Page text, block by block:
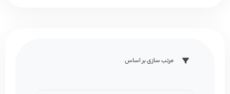
مرتب سازی بر اساس